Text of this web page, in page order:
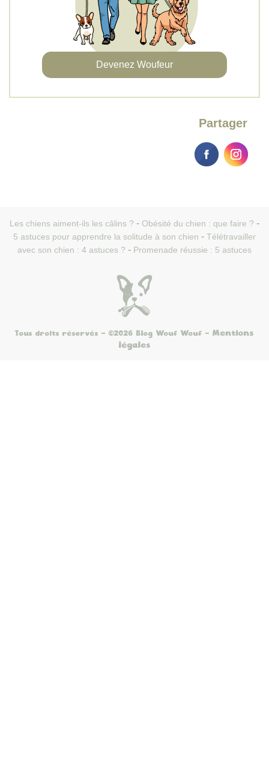
Devenez Woufeur
Partager
Les chiens aiment-ils les câlins ?
Obésité du chien : que faire ?
5 astuces pour apprendre la solitude à son chien
Télétravailler
avec son chien : 4 astuces ?
Promenade réussie : 5 astuces
Tous droits réservés - ©2026 Blog Wouf Wouf - Mentions
légales